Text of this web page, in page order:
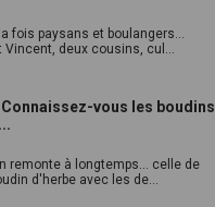
fois paysans et boulangers...
Vincent, deux cousins, cul...
vous les boudins
remonte à longtemps... celle de
d'herbe avec les de...